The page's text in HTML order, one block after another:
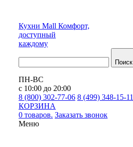
Кухни Mall Комфорт,
доступный
каждому
Поиск
ПН-ВС
с 10:00 до 20:00
8 (800) 302-77-06 8 (499) 348-15-11
КОРЗИНА
0 товаров. Заказать звонок
Меню